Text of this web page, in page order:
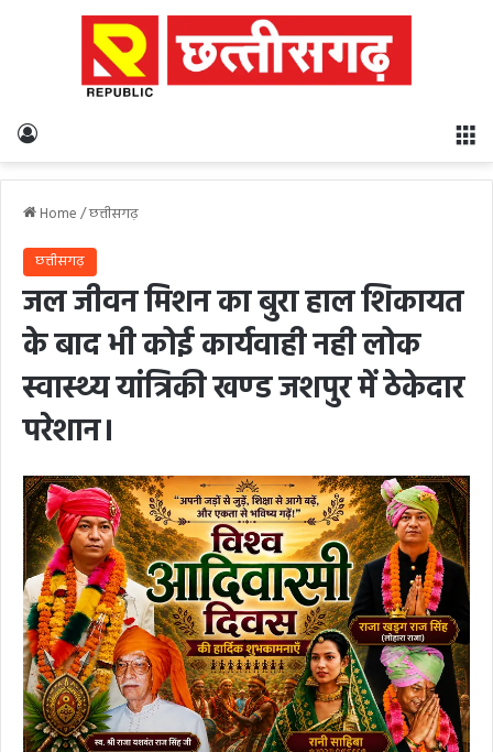
Home/छत्तीसगढ़
छत्तीसगढ़
जल जीवन मिशन का बुरा हाल शिकायत
के बाद भी कोई कार्यवाही नही लोक
स्वास्थ्य यांत्रिकी खण्ड जशपुर में ठेकेदार
परेशान।